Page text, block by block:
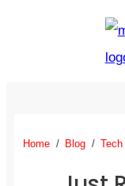
Home / Blog / Tech